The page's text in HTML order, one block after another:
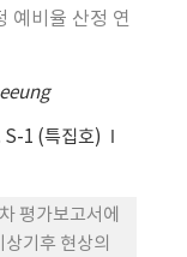
래에 대한 분석
여 GCM으로
구분하였다.
공급 위험도를
8.5 시나리
(W18)으로 나
과 낙동강남
예비율 산정 연
1 (특집호)
평가보고서에
기후 현상의